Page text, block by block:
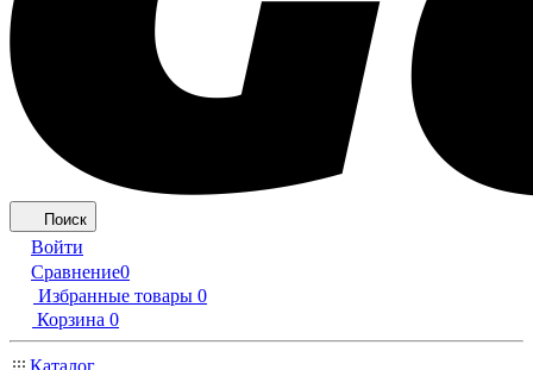
Поиск
Войти
Сравнение0
Избранные товары 0
Корзина 0
Каталог